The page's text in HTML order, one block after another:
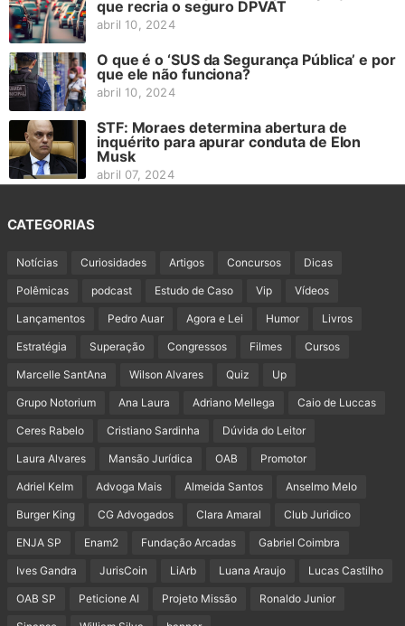
que recria o seguro DPVAT
abril 10, 2024
O que é o ‘SUS da Segurança Pública’ e por
que ele não funciona?
abril 10, 2024
STF: Moraes determina abertura de
inquérito para apurar conduta de Elon
Musk
abril 07, 2024
CATEGORIAS
Notícias Curiosidades Artigos Concursos Dicas
Polêmicas podcast Estudo de Caso Vip Vídeos
Lançamentos Pedro Auar Agora e Lei Humor Livros
Estratégia Superação Congressos Filmes Cursos
Marcelle SantAna Wilson Alvares Quiz Up
Grupo Notorium Ana Laura Adriano Mellega Caio de Luccas
Ceres Rabelo Cristiano Sardinha Dúvida do Leitor
Laura Alvares Mansão Jurídica OAB Promotor
Adriel Kelm Advoga Mais Almeida Santos Anselmo Melo
Burger King CG Advogados Clara Amaral Club Juridico
ENJA SP Enam2 Fundação Arcadas Gabriel Coimbra
Ives Gandra JurisCoin LiArb Luana Araujo Lucas Castilho
OAB SP Peticione AI Projeto Missão Ronaldo Junior